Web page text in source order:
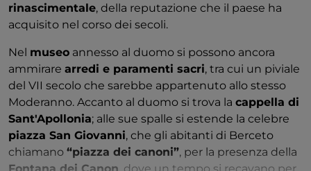
rinascimentale, della reputazione che il paese ha
acquisito nel corso dei secoli.
Nel museo annesso al duomo si possono ancora
ammirare arredi e paramenti sacri, tra cui un piviale
del VII secolo che sarebbe appartenuto allo stesso
Moderanno. Accanto al duomo si trova la cappella di
Sant'Apollonia; alle sue spalle si estende la celebre
piazza San Giovanni, che gli abitanti di Berceto
chiamano “piazza dei canoni”, per la presenza della